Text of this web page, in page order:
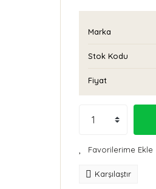
Marka
Stok Kodu
Fiyat
Karşılaştır